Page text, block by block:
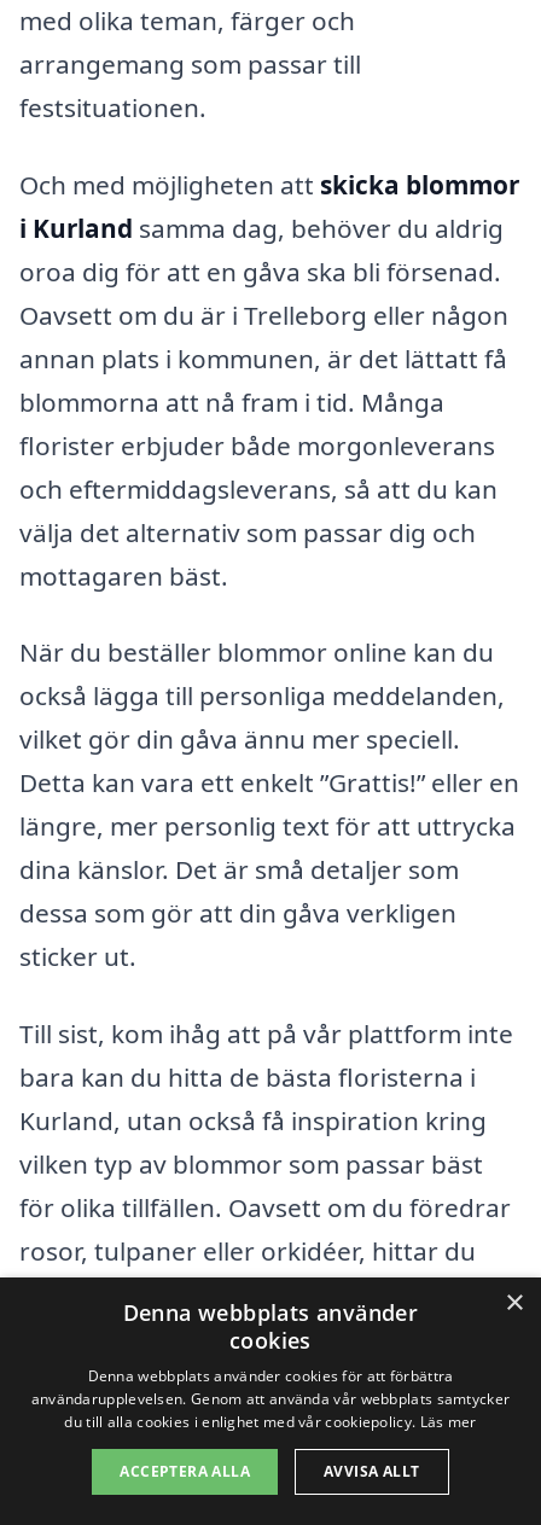
med olika teman, färger och
arrangemang som passar till
festsituationen.
Och med möjligheten att skicka blommor
i Kurland samma dag, behöver du aldrig
oroa dig för att en gåva ska bli försenad.
Oavsett om du är i Trelleborg eller någon
annan plats i kommunen, är det lättatt få
blommorna att nå fram i tid. Många
florister erbjuder både morgonleverans
och eftermiddagsleverans, så att du kan
välja det alternativ som passar dig och
mottagaren bäst.
När du beställer blommor online kan du
också lägga till personliga meddelanden,
vilket gör din gåva ännu mer speciell.
Detta kan vara ett enkelt ”Grattis!” eller en
längre, mer personlig text för att uttrycka
dina känslor. Det är små detaljer som
dessa som gör att din gåva verkligen
sticker ut.
Till sist, kom ihåg att på vår plattform inte
bara kan du hitta de bästa floristerna i
Kurland, utan också få inspiration kring
vilken typ av blommor som passar bäst
för olika tillfällen. Oavsett om du föredrar
rosor, tulpaner eller orkidéer, hittar du
Så, nästa gång du behöver en blommig
gest för att sprida glädje, tveka inte att
skicka blommor i Kurland. Det är en
enkel handling som kan ha en stort
×
Denna webbplats använder
cookies
Denna webbplats använder cookies för att förbättra
användarupplevelsen. Genom att använda vår webbplats samtycker
du till alla cookies i enlighet med vår cookiepolicy. Läs mer
ACCEPTERA ALLA AVVISA ALLT